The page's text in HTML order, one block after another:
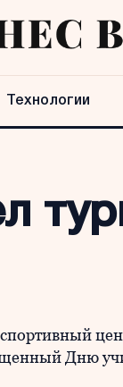
Технологии
Дню